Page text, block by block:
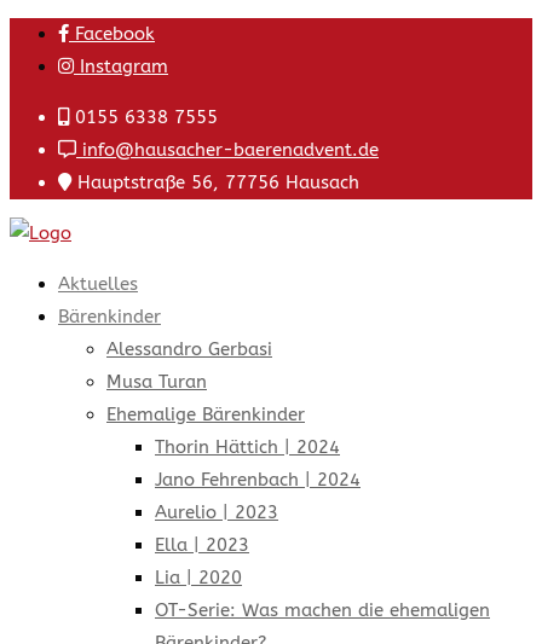
Skip
Facebook
Instagram
0155 6338 7555
info@hausacher-baerenadvent.de
Hauptstraße 56, 77756 Hausach
Aktuelles
Bärenkinder
Alessandro Gerbasi
Musa Turan
Ehemalige Bärenkinder
Thorin Hättich | 2024
Jano Fehrenbach | 2024
Aurelio | 2023
Ella | 2023
Lia | 2020
OT-Serie: Was machen die ehemaligen